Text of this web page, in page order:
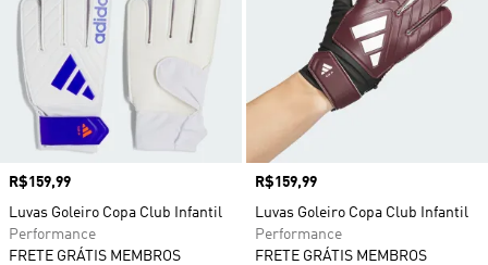
Preço
R$159,99
Luvas Goleiro Copa Club Infantil
Performance
FRETE GRÁTIS MEMBROS
Preço
R$159,99
Luvas Goleiro Copa Club Infantil
Performance
FRETE GRÁTIS MEMBROS